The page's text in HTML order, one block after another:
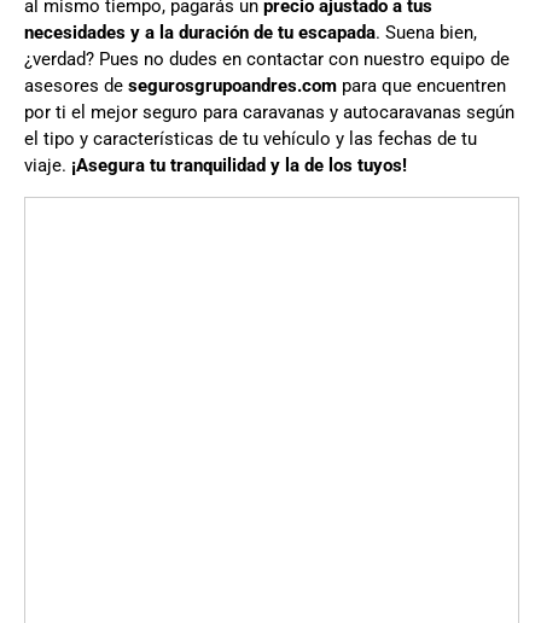
al mismo tiempo, pagarás un precio ajustado a tus
necesidades y a la duración de tu escapada. Suena bien,
¿verdad? Pues no dudes en contactar con nuestro equipo de
asesores de segurosgrupoandres.com para que encuentren
por ti el mejor seguro para caravanas y autocaravanas según
el tipo y características de tu vehículo y las fechas de tu
viaje. ¡Asegura tu tranquilidad y la de los tuyos!